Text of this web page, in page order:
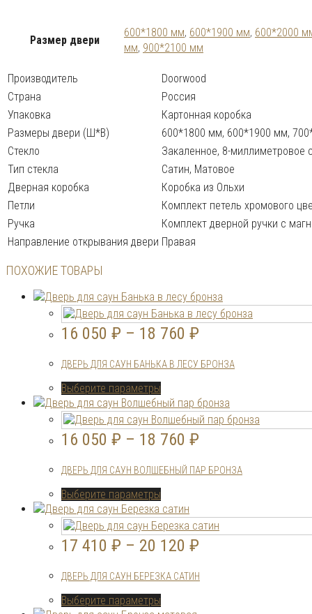
Размер двери
600*1800 мм, 600*1900 мм, 600*2000
мм, 900*2100 мм
Производитель
Doorwood
Страна
Россия
Упаковка
Картонная коробка
Размеры двери (Ш*В)
600*1800 мм, 600*1900 мм,
Стекло
Закаленное, 8-миллиметровое
Тип стекла
Сатин, Матовое
Дверная коробка
Коробка из Ольхи
Петли
Комплект петель хромового
Ручка
Комплект дверной ручки с
Направление открывания двери Правая
ПОХОЖИЕ ТОВАРЫ
16 050 ₽ – 18 760 ₽
ДВЕРЬ ДЛЯ САУН БАНЬКА В ЛЕСУ БРОНЗА
Выберите параметры
товар
имеет
несколько
вариаций.
можно
выбрать
на
странице
товара.
16 050 ₽ – 18 760 ₽
ДВЕРЬ ДЛЯ САУН ВОЛШЕБНЫЙ ПАР БРОНЗА
Выберите параметры
товар
имеет
несколько
вариаций.
можно
выбрать
на
17 410 ₽ – 20 120 ₽
ДВЕРЬ ДЛЯ САУН БЕРЕЗКА САТИН
Выберите параметры